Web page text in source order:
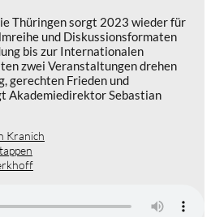
Thüringen sorgt 2023 wieder für
und Diskussionsformaten
bis zur Internationalen
zwei Veranstaltungen drehen
gerechten Frieden und
Akademiedirektor Sebastian
Kranich